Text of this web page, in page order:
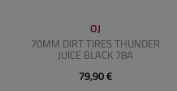
OJ
70MM DIRT TIRES THUNDER
JUICE BLACK 78A
79,90 €